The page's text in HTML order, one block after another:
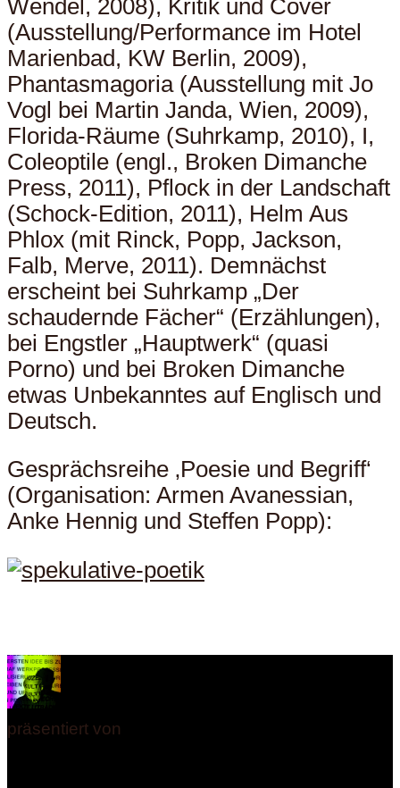
Wendel, 2008), Kritik und Cover
(Ausstellung/Performance im Hotel
Marienbad, KW Berlin, 2009),
Phantasmagoria (Ausstellung mit Jo
Vogl bei Martin Janda, Wien, 2009),
Florida-Räume (Suhrkamp, 2010), I,
Coleoptile (engl., Broken Dimanche
Press, 2011), Pflock in der Landschaft
(Schock-Edition, 2011), Helm Aus
Phlox (mit Rinck, Popp, Jackson,
Falb, Merve, 2011). Demnächst
erscheint bei Suhrkamp „Der
schaudernde Fächer“ (Erzählungen),
bei Engstler „Hauptwerk“ (quasi
Porno) und bei Broken Dimanche
etwas Unbekanntes auf Englisch und
Deutsch.
Gesprächsreihe ‚Poesie und Begriff‘
(Organisation: Armen Avanessian,
Anke Hennig und Steffen Popp):
präsentiert von